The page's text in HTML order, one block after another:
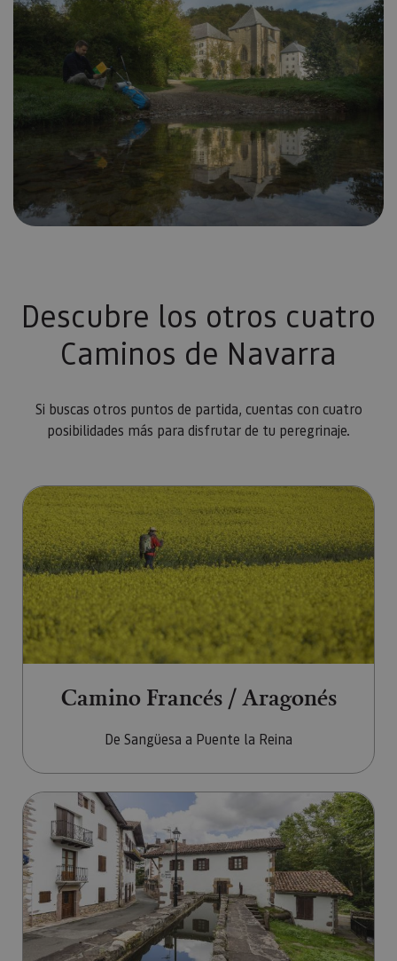
Descubre los otros cuatro
Caminos de Navarra
Si buscas otros puntos de partida, cuentas con cuatro
posibilidades más para disfrutar de tu peregrinaje.
Ir a Camino Francés / Aragonés
Camino Francés / Aragonés
De Sangüesa a Puente la Reina
Ir a Camino Baztanés